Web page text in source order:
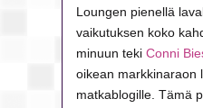
Loungen pienellä
vaikutuksen koko
minuun teki Conni
oikean markkinaraon
matkablogille. Tämä